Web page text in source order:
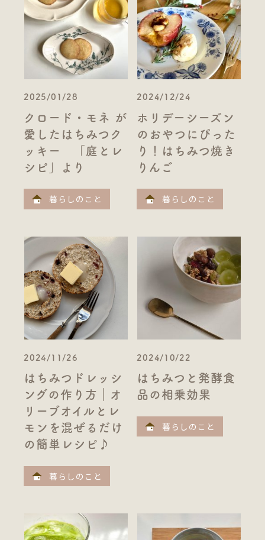
2025/01/28
クロード・モネ が
愛したはちみつク
ッキー 「庭とレ
シピ」より
暮らしのこと
2024/12/24
ホリデーシーズン
のおやつにぴった
り！はちみつ焼き
りんご
暮らしのこと
2024/11/26
はちみつドレッシ
ングの作り方｜オ
リーブオイルとレ
モンを混ぜるだけ
の簡単レシピ♪
暮らしのこと
2024/10/22
はちみつと発酵食
品の相乗効果
暮らしのこと